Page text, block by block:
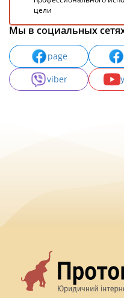
цели
Мы в социальных
page
viber